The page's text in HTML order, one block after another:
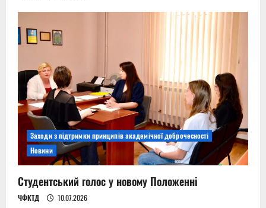
Заходи з підтримки принципів академічної доброчесності
Новини
Студентський голос у новому Положенні
ЧФКТД 10.07.2026